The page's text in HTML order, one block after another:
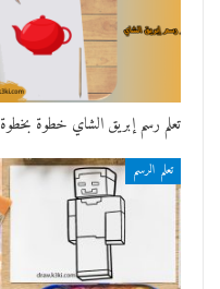
تعلم رسم إبريق الشاي خطوة بخطوة
تعلم الرسم